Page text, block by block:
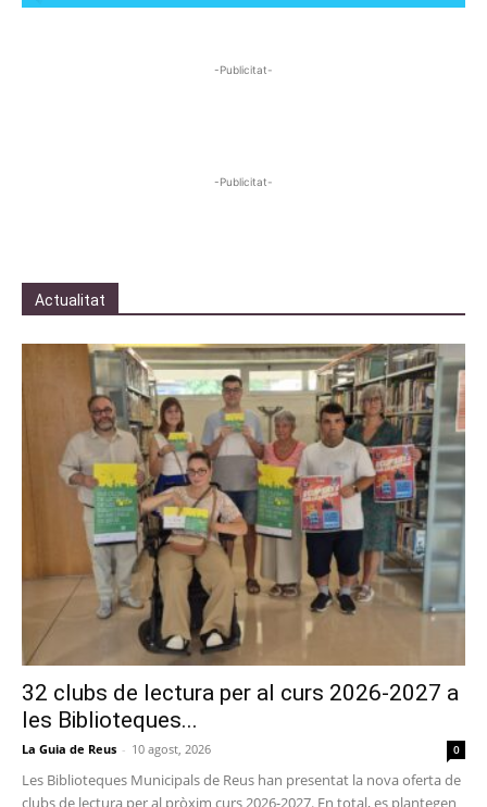
-Publicitat-
-Publicitat-
Actualitat
32 clubs de lectura per al curs 2026-2027 a
les Biblioteques...
La Guia de Reus - 10 agost, 2026 0
Les Biblioteques Municipals de Reus han presentat la nova oferta de
clubs de lectura per al pròxim curs 2026-2027. En total, es plantegen